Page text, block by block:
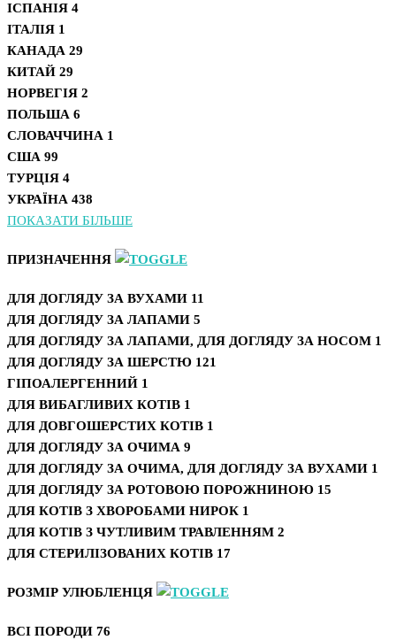
ІСПАНІЯ 4
ІТАЛІЯ 1
КАНАДА 29
КИТАЙ 29
НОРВЕГІЯ 2
ПОЛЬША 6
СЛОВАЧЧИНА 1
США 99
ТУРЦІЯ 4
УКРАЇНА 438
ПОКАЗАТИ БІЛЬШЕ
ПРИЗНАЧЕННЯ
ДЛЯ ДОГЛЯДУ ЗА ВУХАМИ 11
ДЛЯ ДОГЛЯДУ ЗА ЛАПАМИ 5
ДЛЯ ДОГЛЯДУ ЗА ЛАПАМИ, ДЛЯ ДОГЛЯДУ ЗА НОСОМ 1
ДЛЯ ДОГЛЯДУ ЗА ШЕРСТЮ 121
ГІПОАЛЕРГЕННИЙ 1
ДЛЯ ВИБАГЛИВИХ КОТІВ 1
ДЛЯ ДОВГОШЕРСТИХ КОТІВ 1
ДЛЯ ДОГЛЯДУ ЗА ОЧИМА 9
ДЛЯ ДОГЛЯДУ ЗА ОЧИМА, ДЛЯ ДОГЛЯДУ ЗА ВУХАМИ 1
ДЛЯ ДОГЛЯДУ ЗА РОТОВОЮ ПОРОЖНИНОЮ 15
ДЛЯ КОТІВ З ХВОРОБАМИ НИРОК 1
ДЛЯ КОТІВ З ЧУТЛИВИМ ТРАВЛЕННЯМ 2
ДЛЯ СТЕРИЛІЗОВАНИХ КОТІВ 17
РОЗМІР УЛЮБЛЕНЦЯ
ВСІ ПОРОДИ 76